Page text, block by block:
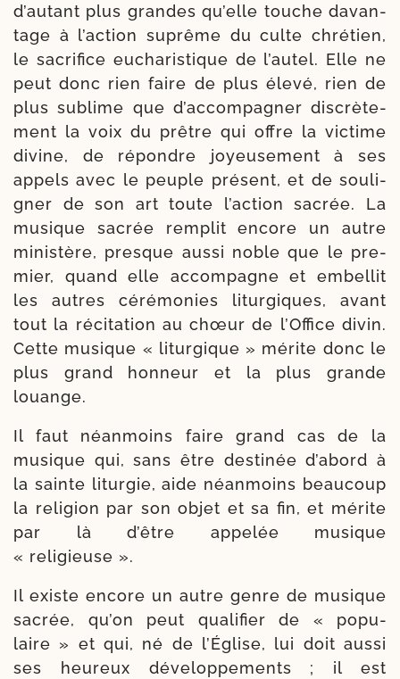
d’autant plus grandes qu’elle touche davan­
tage à l’action suprême du culte chré­tien,
le sacri­fice eucha­ris­tique de l’autel. Elle ne
peut donc rien faire de plus éle­vé, rien de
plus sublime que d’accompagner dis­crè­te­
ment la voix du prêtre qui offre la vic­time
divine, de répondre joyeu­se­ment à ses
appels avec le peuple pré­sent, et de sou­li­
gner de son art toute l’action sacrée. La
musique sacrée rem­plit encore un autre
minis­tère, presque aus­si noble que le pre­
mier, quand elle accom­pagne et embel­lit
les autres céré­mo­nies litur­giques, avant
tout la réci­ta­tion au chœur de l’Office divin.
Cette musique « litur­gique » mérite donc le
plus grand hon­neur et la plus grande
louange.
Il faut néan­moins faire grand cas de la
musique qui, sans être des­ti­née d’abord à
la sainte litur­gie, aide néan­moins beau­coup
la reli­gion par son objet et sa fin, et mérite
par là d’être appe­lée musique
« religieuse ».
Il existe encore un autre genre de musique
sacrée, qu’on peut qua­li­fier de « popu­
laire » et qui, né de l’Église, lui doit aus­si
ses heu­reux déve­lop­pe­ments ; il est